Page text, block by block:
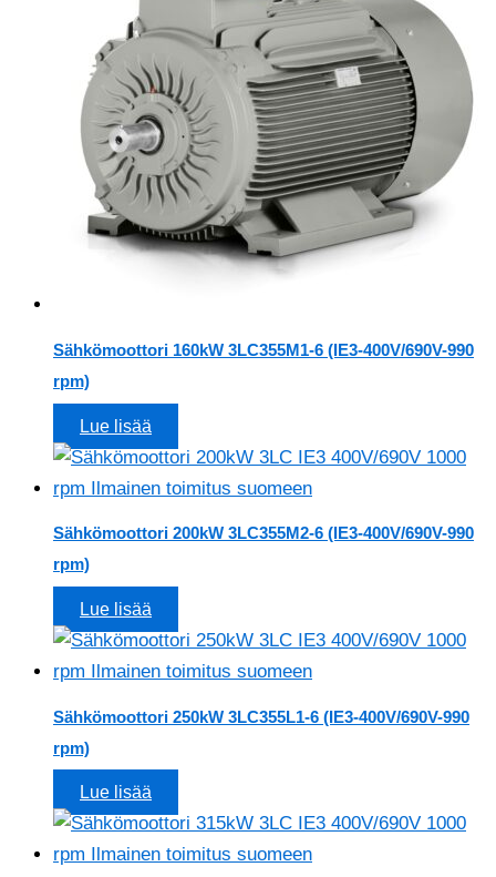
Sähkömoottori 160kW 3LC355M1-6 (IE3-400V/690V-990
rpm)
Lue lisää
Sähkömoottori 200kW 3LC355M2-6 (IE3-400V/690V-990
rpm)
Lue lisää
Sähkömoottori 250kW 3LC355L1-6 (IE3-400V/690V-990
rpm)
Lue lisää